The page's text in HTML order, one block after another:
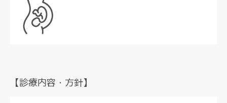
【診療内容・方針】